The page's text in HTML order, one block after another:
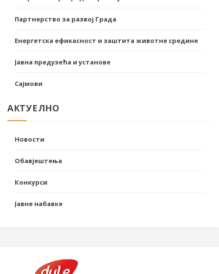
Партнерство за развој Града
Енергетска ефикасност и заштита животне средине
Јавна предузећа и установе
Сајмови
АКТУЕЛНО
Новости
Обавјештења
Конкурси
Јавне набавке